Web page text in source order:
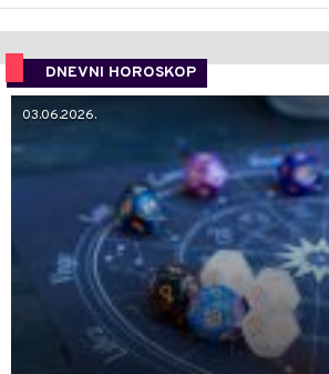
DNEVNI HOROSKOP
03.06.2026.